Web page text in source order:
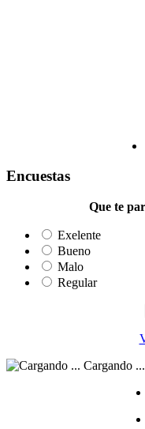
Encuestas
Que te
Exelente
Bueno
Malo
Regular
Cargando ...